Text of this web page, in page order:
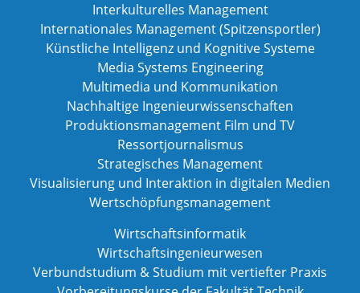
Interkulturelles Management
Internationales Management (Spitzensportler)
Künstliche Intelligenz und Kognitive Systeme
Media Systems Engineering
Multimedia und Kommunikation
Nachhaltige Ingenieurwissenschaften
Produktionsmanagement Film und TV
Ressortjournalismus
Strategisches Management
Visualisierung und Interaktion in digitalen Medien
Wertschöpfungsmanagement
Wirtschaftsinformatik
Wirtschaftsingenieurwesen
Verbundstudium & Studium mit vertiefter Praxis